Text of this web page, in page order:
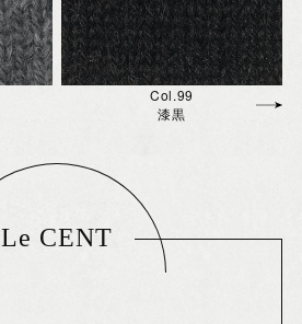
Col.99
漆黒
Le CENT